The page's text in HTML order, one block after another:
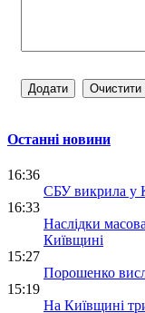
Останні новини
16:36
СБУ викрила у
16:33
Наслідки
Київщині
15:27
Порошенко
15:19
На Київщині